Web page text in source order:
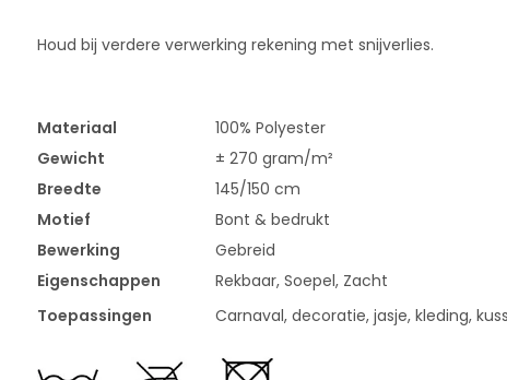
Houd bij verdere verwerking rekening met snijverlies.
Materiaal
100% Polyester
Gewicht
± 270 gram/m²
Breedte
145/150 cm
Motief
Bont & bedrukt
Bewerking
Gebreid
Eigenschappen
Rekbaar, Soepel, Zacht
Toepassingen
Carnaval, decoratie, jasje, kleding,